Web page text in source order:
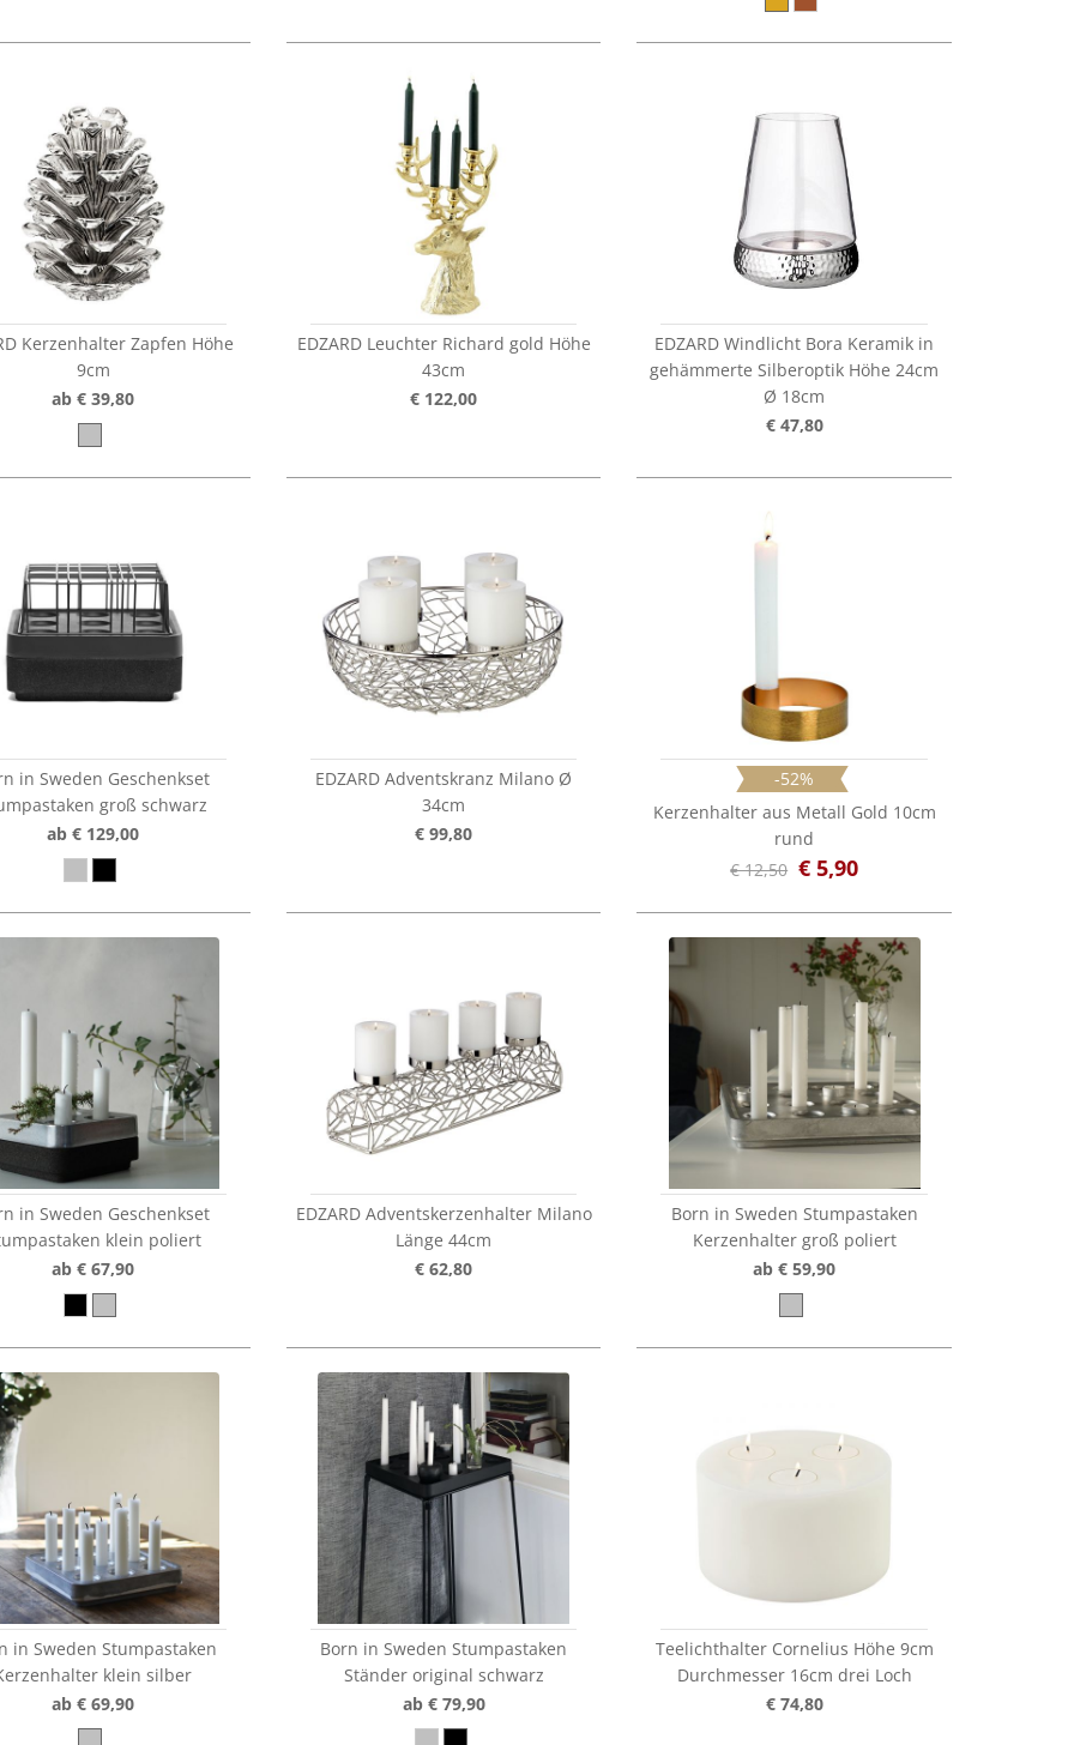
Kerzenhalter Zapfen Höhe
9cm
ab € 39,80
EDZARD Leuchter Richard gold Höhe
43cm
€ 122,00
EDZARD Windlicht Bora Keramik in
gehämmerte Silberoptik Höhe 24cm
Ø 18cm
€ 47,80
in Sweden Geschenkset
groß schwarz
ab € 129,00
EDZARD Adventskranz Milano Ø
34cm
€ 99,80
-52%
Kerzenhalter aus Metall Gold 10cm
rund
€ 12,50 € 5,90
in Sweden Geschenkset
klein poliert
ab € 67,90
EDZARD Adventskerzenhalter Milano
Länge 44cm
€ 62,80
Born in Sweden Stumpastaken
Kerzenhalter groß poliert
ab € 59,90
in Sweden Stumpastaken
klein silber
ab € 69,90
Born in Sweden Stumpastaken
Ständer original schwarz
ab € 79,90
Teelichthalter Cornelius Höhe 9cm
Durchmesser 16cm drei Loch
€ 74,80